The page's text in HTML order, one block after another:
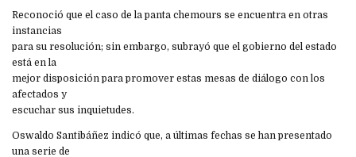
Reconoció que el caso de la panta chemours se encuentra en otras
instancias
para su resolución; sin embargo, subrayó que el gobierno del estado
está en la
mejor disposición para promover estas mesas de diálogo con los
afectados y
escuchar sus inquietudes.
Oswaldo Santibáñez indicó que, a últimas fechas se han presentado
una serie de